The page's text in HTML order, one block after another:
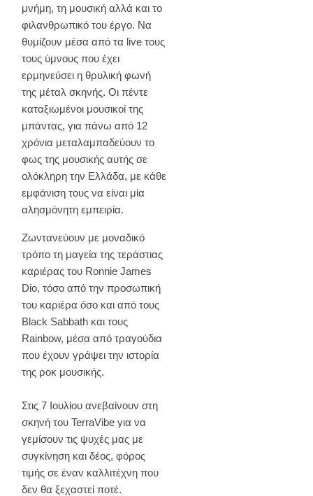
μνήμη, τη μουσική αλλά και το
φιλανθρωπικό του έργο. Να
θυμίζουν μέσα από τα live τους
τους ύμνους που έχει
ερμηνεύσει η θρυλική φωνή
της μέταλ σκηνής. Οι πέντε
καταξιωμένοι μουσικοί της
μπάντας, για πάνω από 12
χρόνια μεταλαμπαδεύουν το
φως της μουσικής αυτής σε
ολόκληρη την Ελλάδα, με κάθε
εμφάνιση τους να είναι μία
αλησμόνητη εμπειρία.
Ζωντανεύουν με μοναδικό
τρόπο τη μαγεία της τεράστιας
καριέρας του Ronnie James
Dio, τόσο από την προσωπική
του καριέρα όσο και από τους
Black Sabbath και τους
Rainbow, μέσα από τραγούδια
που έχουν γράψει την ιστορία
της ροκ μουσικής.
Στις 7 Ιουλίου ανεβαίνουν στη
σκηνή του TerraVibe για να
γεμίσουν τις ψυχές μας με
συγκίνηση και δέος, φόρος
τιμής σε έναν καλλιτέχνη που
δεν θα ξεχαστεί ποτέ.